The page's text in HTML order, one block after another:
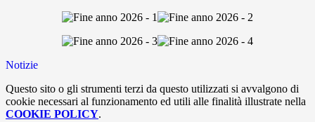
Notizie
Questo sito o gli strumenti terzi da questo utilizzati si avvalgono di
cookie necessari al funzionamento ed utili alle finalità illustrate nella
COOKIE POLICY.